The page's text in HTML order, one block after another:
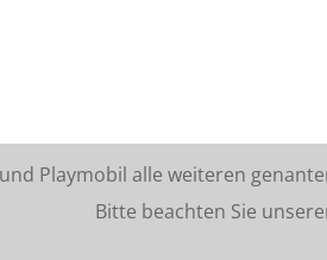
Playmobil alle weiteren
Bitte beachten Sie unseren